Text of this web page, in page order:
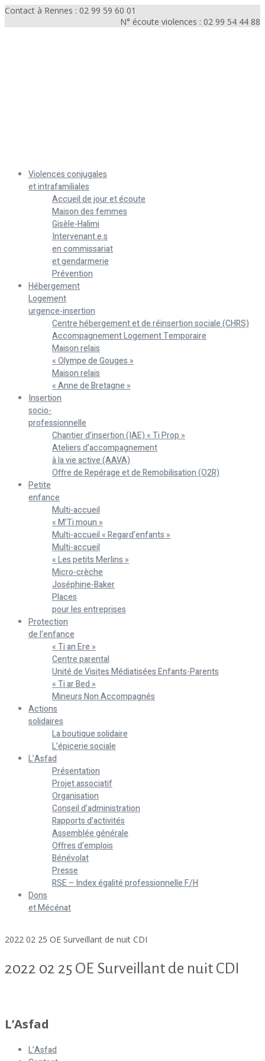
Contact à Rennes : 02 99 59 60 01
N° écoute violences : 02 99 54 44 88
Violences conjugales
et intrafamiliales
Accueil de jour et écoute
Maison des femmes
Gisèle-Halimi
Intervenant.e.s
en commissariat
et gendarmerie
Prévention
Hébergement
Logement
urgence-insertion
Centre hébergement et de réinsertion sociale (CHRS)
Accompagnement Logement Temporaire
Maison relais
« Olympe de Gouges »
Maison relais
« Anne de Bretagne »
Insertion
socio-
professionnelle
Chantier d’insertion (IAE) « Ti Prop »
Ateliers d’accompagnement
à la vie active (AAVA)
Offre de Repérage et de Remobilisation (O2R)
Petite
enfance
Multi-accueil
« M’Ti moun »
Multi-accueil « Regard’enfants »
Multi-accueil
« Les petits Merlins »
Micro-crèche
Joséphine-Baker
Places
pour les entreprises
Protection
de l’enfance
« Ti an Ere »
Centre parental
Unité de Visites Médiatisées Enfants-Parents
« Ti ar Bed »
Mineurs Non Accompagnés
Actions
solidaires
La boutique solidaire
L’épicerie sociale
L’Asfad
Présentation
Projet associatif
Organisation
Conseil d’administration
Rapports d’activités
Assemblée générale
Offres d’emplois
Bénévolat
Presse
RSE – Index égalité professionnelle F/H
Dons
et Mécénat
2022 02 25 OE Surveillant de nuit CDI
2022 02 25 OE Surveillant de nuit CDI
L’Asfad
L’Asfad